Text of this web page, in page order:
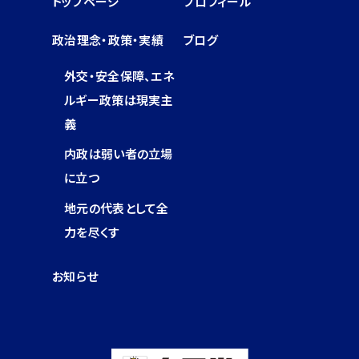
政治理念・政策・実績
外交・安全保障、エネ
ルギー政策は現実主
義
内政は弱い者の立場
に立つ
地元の代表として全
力を尽くす
ブログ
お知らせ